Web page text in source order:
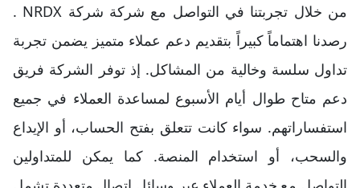
من خلال تجربتنا في التواصل مع شركة شركة NRDX .
رصدنا اهتماماً كبيراً بتقديم دعم عملاء متميز يضمن تجربة
تداول سلسة وخالية من المشاكل. إذ توفر الشركة فريق
دعم متاح طوال أيام الأسبوع لمساعدة العملاء في جميع
استفساراتهم. سواء كانت تتعلق بفتح الحساب، أو الإيداع
والسحب، أو استخدام المنصة. كما يمكن للمتداولين